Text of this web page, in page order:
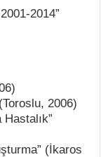
2014”
2006)
(İkaros